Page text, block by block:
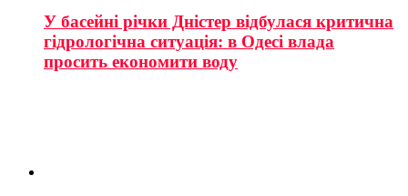
У басейні річки Дністер відбулася критична
гідрологічна ситуація: в Одесі влада
просить економити воду